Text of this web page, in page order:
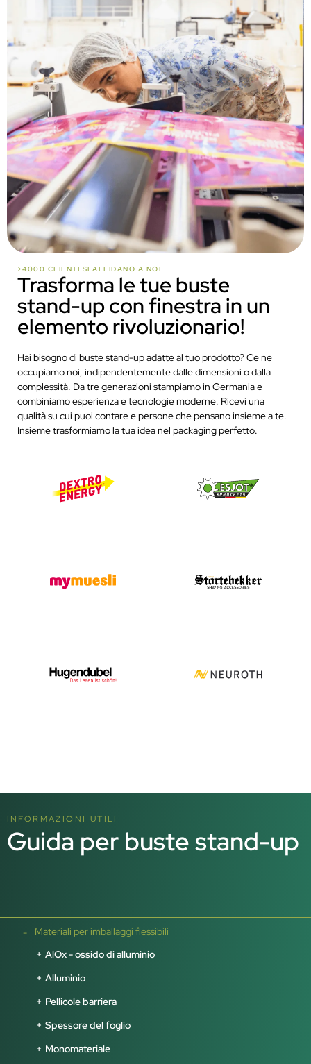
>4000 CLIENTI SI AFFIDANO A NOI
Trasforma le tue buste
stand-up con finestra in un
elemento rivoluzionario!
Hai bisogno di buste stand-up adatte al tuo prodotto? Ce ne
occupiamo noi, indipendentemente dalle dimensioni o dalla
complessità. Da tre generazioni stampiamo in Germania e
combiniamo esperienza e tecnologie moderne. Ricevi una
qualità su cui puoi contare e persone che pensano insieme a te.
Insieme trasformiamo la tua idea nel packaging perfetto.
INFORMAZIONI UTILI
Guida per buste stand-up
Materiali per imballaggi flessibili
AlOx - ossido di alluminio
Alluminio
Pellicole barriera
Spessore del foglio
Monomateriale